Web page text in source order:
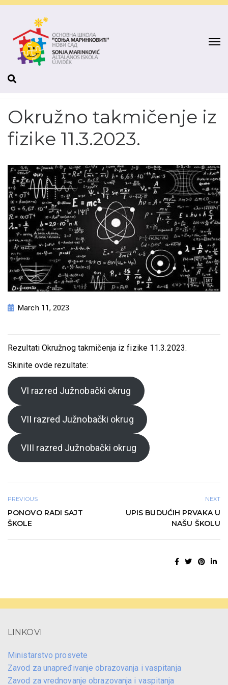
Okružno takmičenje iz
fizike 11.3.2023.
March 11, 2023
Rezultati Okružnog takmičenja iz fizike 11.3.2023.
Skinite ovde rezultate:
VI razred Južnobački okrug
VII razred Južnobački okrug
VIII razred Južnobački okrug
PREVIOUS
PONOVO RADI SAJT
ŠKOLE
NEXT
UPIS BUDUĆIH PRVAKA U
NAŠU ŠKOLU
LINKOVI
Ministarstvo prosvete
Zavod za unapređivanje obrazovanja i vaspitanja
Zavod za vrednovanje obrazovanja i vaspitanja